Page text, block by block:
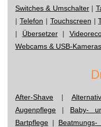
Switches & Umschalter|
| Telefon | Touchscreen |
| Übersetzer|
Webcams & USB-Kameras
After-Shave |
Augenpflege | Baby-
Bartpflege |